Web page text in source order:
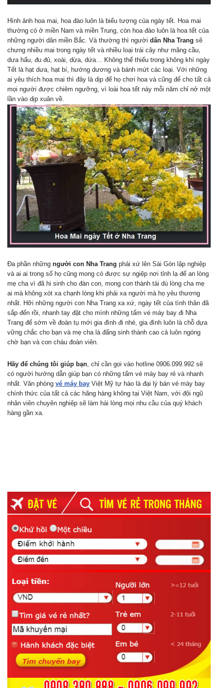
Hình ảnh hoa mai, hoa đào luôn là biểu tượng của ngày tết. Hoa mai
thường có ở miền Nam và miền Trung, còn hoa đào luôn là hoa tết của
những người dân miền Bắc. Và thường thì người dân Nha Trang sẽ
chưng nhiều mai trong ngày tết và nhiều loại trái cây như mãng cầu,
dưa hấu, đu đủ, xoài, dừa, dứa… Không thể thiếu trong không khí ngày
Tết là hạt dưa, hạt bí, hướng dương và bánh mứt các loại. Với những
ai yêu thích hoa mai thì đây là dịp để họ chơi hoa và cũng để cho tất cả
mọi người được chiêm ngưỡng, vì loài hoa tết này mỗi năm chỉ nở một
lần vào dịp xuân về.
Đa phần những người con Nha Trang phải xứ lên Sài Gòn lập nghiệp
và ai ai trong số họ cũng mong có được sự ngiệp nơi tỉnh lạ để an lòng
mẹ cha vì đã hi sinh cho đàn con, mong con thành tài dù lòng cha mẹ
ai mà không xót xa chạnh lòng khi phải xa người mà họ yêu thương
nhất. Hỡi những người con Nha Trang xa xứ, ngày tết của tình thân đã
sắp đến rồi, nhanh tay đặt cho mình những tấm vé máy bay đi Nha
Trang để sớm về đoàn tụ mới gia đình đi nhé, gia đình luôn là chỗ dựa
vững chắc cho bạn và mẹ cha là đấng sinh thành cao cả luôn ngóng
chờ bạn và con cháu đoàn viên.
Hãy để chúng tôi giúp bạn, chỉ cần gọi vào hotline 0906.099.992 sẽ
có người hướng dẫn giúp bạn có những tấm vé máy bay rẻ và nhanh
nhất. Văn phòng vé máy bay Việt Mỹ tự hào là đại lý bán vé máy bay
chính thức của tất cả các hãng hàng không tại Việt Nam, với đội ngũ
nhân viên chuyên nghiệp sẽ làm hài lòng mọi nhu cầu của quý khách
hàng gần xa.